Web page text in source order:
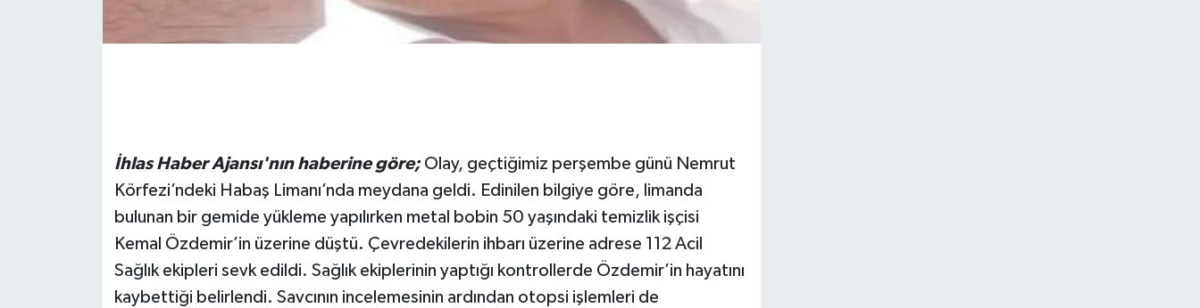
İhlas Haber Ajansı'nın haberine göre;Olay, geçtiğimiz perşembe günü Nemrut
Körfezi’ndeki Habaş Limanı’nda meydana geldi. Edinilen bilgiye göre, limanda
bulunan bir gemide yükleme yapılırken metal bobin 50 yaşındaki temizlik işçisi
Kemal Özdemir’in üzerine düştü. Çevredekilerin ihbarı üzerine adrese 112 Acil
Sağlık ekipleri sevk edildi. Sağlık ekiplerinin yaptığı kontrollerde Özdemir’in hayatını
kaybettiği belirlendi. Savcının incelemesinin ardından otopsi işlemleri de